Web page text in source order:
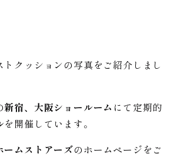
クッションの写真をご紹介しまし
新宿、大阪ショールーム にて定期的
を開催しています。
ームストアーズのホームページをご